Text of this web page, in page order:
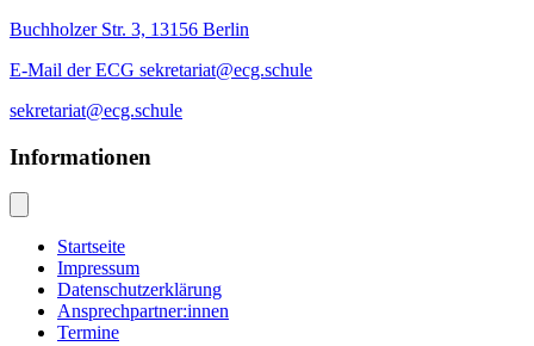
Buchholzer Str. 3, 13156 Berlin
E-Mail der ECG sekretariat@ecg.schule
sekretariat@ecg.schule
Informationen
Startseite
Impressum
Datenschutzerklärung
Ansprechpartner:innen
Termine